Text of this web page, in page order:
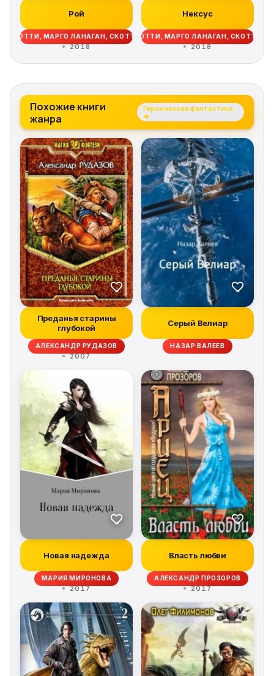
Рой
МАРГО ЛАНАГАН, СКОТТ ВЕСТЕРФЕЛЬД
2018
Нексус
ДЕБОРА БИАНКОТТИ, МАРГО ЛАНАГАН, СКОТТ
2018
Похожие книги
жанра
Героическая фантастика
→
Преданья старины
глубокой
АЛЕКСАНДР РУДАЗОВ
2007
Серый Велиар
НАЗАР ВАЛЕЕВ
Новая надежда
МАРИЯ МИРОНОВА
2017
Власть любви
АЛЕКСАНДР ПРОЗОРОВ
2017